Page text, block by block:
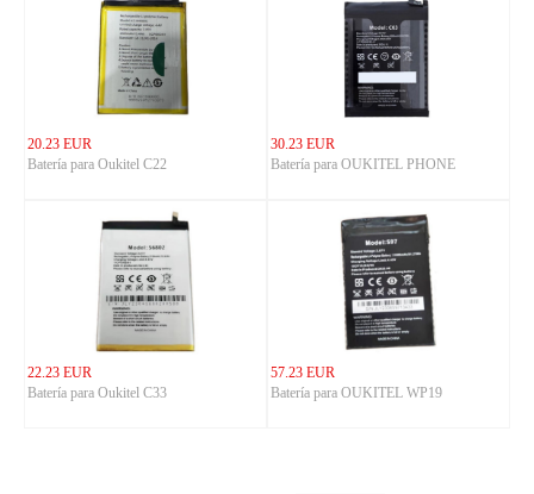
20.23 EUR
Batería para Oukitel C22
30.23 EUR
Batería para OUKITEL PHONE
22.23 EUR
Batería para Oukitel C33
57.23 EUR
Batería para OUKITEL WP19